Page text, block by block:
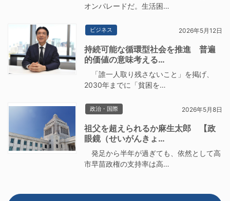
オンパレードだ。生活困…
ビジネス 2026年5月12日
持続可能な循環型社会を推進 普遍
的価値の意味考える…
「誰一人取り残さないこと」を掲げ、
2030年までに「貧困を…
政治・国際 2026年5月8日
祖父を超えられるか麻生太郎 【政
眼鏡（せいがんきょ…
発足から半年が過ぎても、依然として高
市早苗政権の支持率は高…